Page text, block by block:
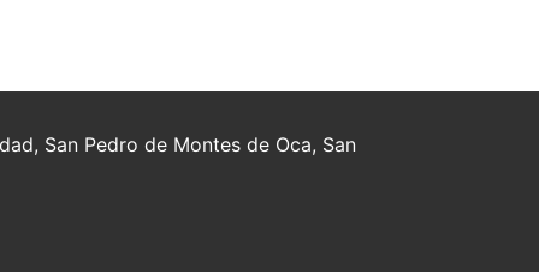
San Pedro de Montes de Oca, San